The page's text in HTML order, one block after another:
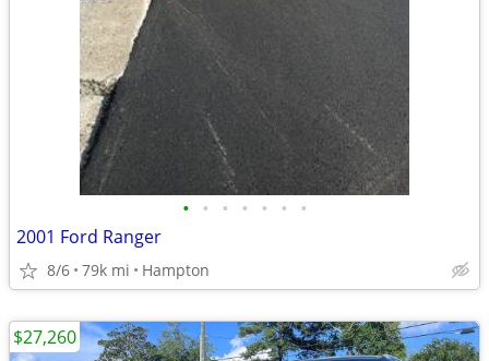
• • • • • • •
2001 Ford Ranger
8/6 79k mi Hampton
$27,260